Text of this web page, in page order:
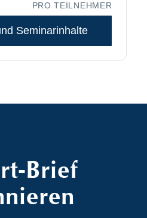
PRO TEILNEHMER
Seminarinhalte
Brief